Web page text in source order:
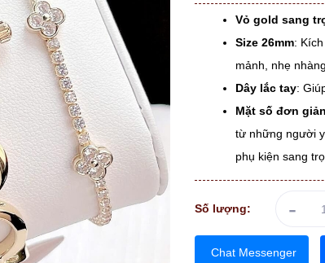
Vỏ gold sang
Size 26mm:
mảnh, nhẹ nhàng.
Dây lắc tay:
Mặt số đơn giản
từ những người
phụ kiện sang
Số lượng: -
Chat Messenger